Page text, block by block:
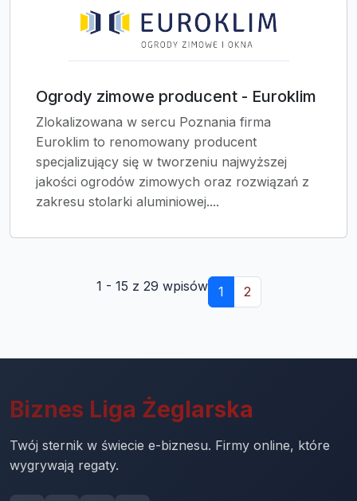
Ogrody zimowe producent - Euroklim
Zlokalizowana w sercu Poznania firma
Euroklim to renomowany producent
specjalizujący się w tworzeniu najwyższej
jakości ogrodów zimowych oraz rozwiązań z
zakresu stolarki aluminiowej....
1 - 15 z 29 wpisów 1 2
Biznes Liga Żeglarska
Twój sternik w świecie e-biznesu. Firmy online, które
wygrywają regaty.